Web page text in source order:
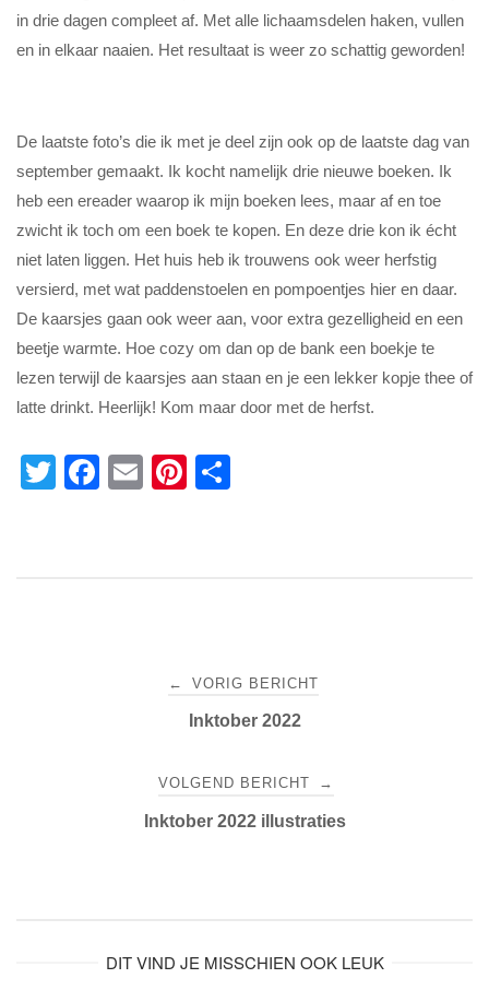
in drie dagen compleet af. Met alle lichaamsdelen haken, vullen
en in elkaar naaien. Het resultaat is weer zo schattig geworden!
De laatste foto’s die ik met je deel zijn ook op de laatste dag van
september gemaakt. Ik kocht namelijk drie nieuwe boeken. Ik
heb een ereader waarop ik mijn boeken lees, maar af en toe
zwicht ik toch om een boek te kopen. En deze drie kon ik écht
niet laten liggen. Het huis heb ik trouwens ook weer herfstig
versierd, met wat paddenstoelen en pompoentjes hier en daar.
De kaarsjes gaan ook weer aan, voor extra gezelligheid en een
beetje warmte. Hoe cozy om dan op de bank een boekje te
lezen terwijl de kaarsjes aan staan en je een lekker kopje thee of
latte drinkt. Heerlijk! Kom maar door met de herfst.
T
F
E
Pi
← VORIG BERICHT
Inktober 2022
VOLGEND BERICHT →
Inktober 2022 illustraties
DIT VIND JE MISSCHIEN OOK LEUK